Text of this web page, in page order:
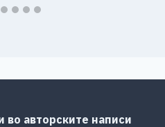
во авторските написи